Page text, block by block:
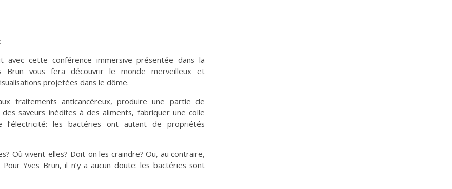
avec cette conférence immersive présentée dans la
Brun vous fera découvrir le monde merveilleux et
projetées dans le dôme.
traitements anticancéreux, produire une partie de
saveurs inédites à des aliments, fabriquer une colle
l’électricité: les bactéries ont autant de propriétés
Où vivent-elles? Doit-on les craindre? Ou, au contraire,
Yves Brun, il n’y a aucun doute: les bactéries sont